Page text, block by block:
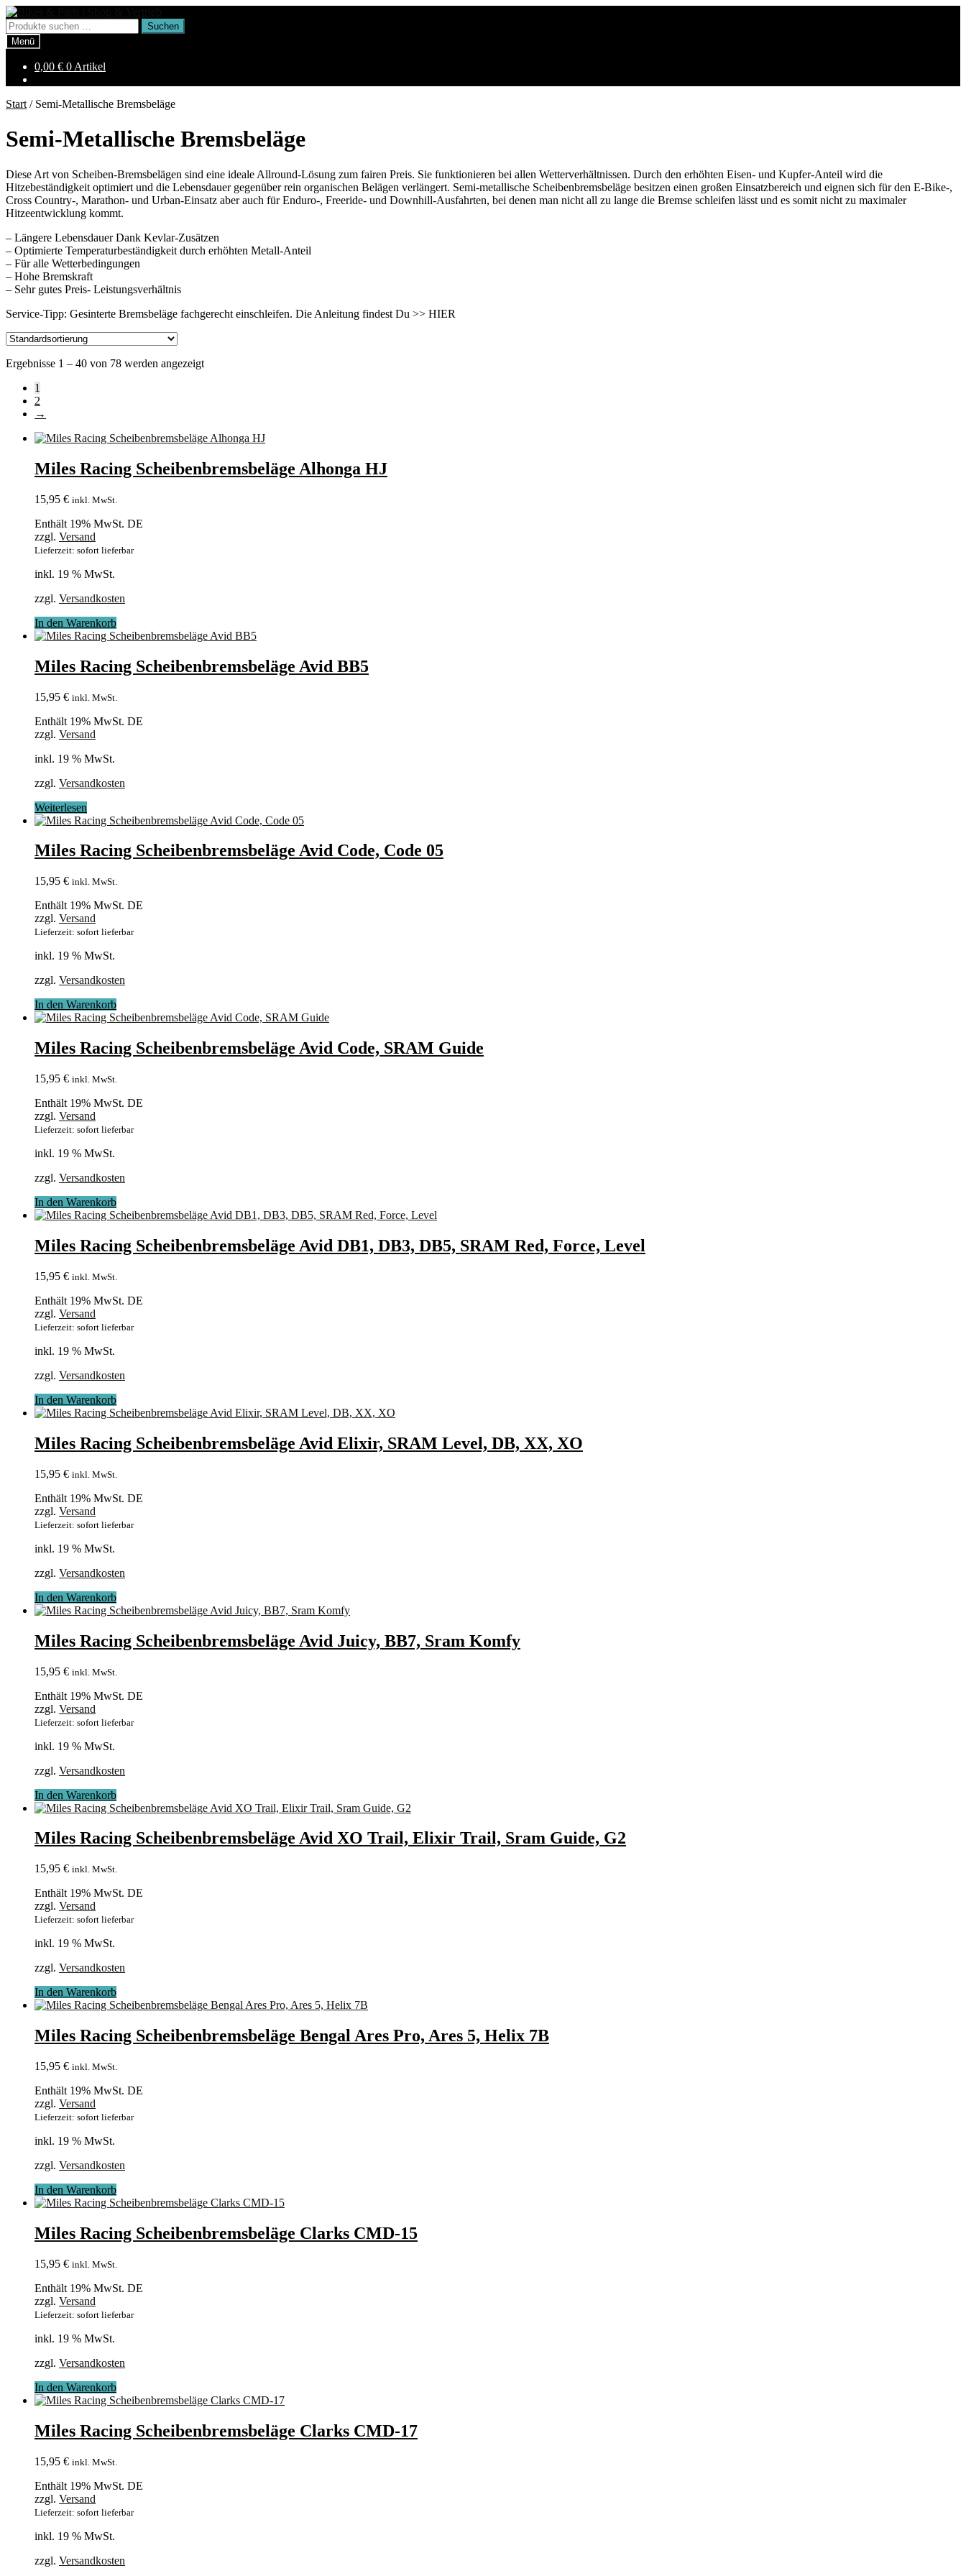
Zur
Navigation
springen
Zum
Inhalt
springen
Suchen
nach:
Suchen
Menü
0,00 € 0 Artikel
Start / Semi-Metallische Bremsbeläge
Semi-Metallische Bremsbeläge
Diese Art von Scheiben-Bremsbelägen sind eine ideale Allround-Lösung zum fairen Preis. Sie funktionieren bei allen Wetterverhältnissen. Durch den erhöhten Eisen- und Kupfer-Anteil wird die
Hitzebeständigkeit optimiert und die Lebensdauer gegenüber rein organischen Belägen verlängert. Semi-metallische Scheibenbremsbeläge besitzen einen großen Einsatzbereich und eignen sich für den E-Bike-,
Cross Country-, Marathon- und Urban-Einsatz aber auch für Enduro-, Freeride- und Downhill-Ausfahrten, bei denen man nicht all zu lange die Bremse schleifen lässt und es somit nicht zu maximaler
Hitzeentwicklung kommt.
– Längere Lebensdauer Dank Kevlar-Zusätzen
– Optimierte Temperaturbeständigkeit durch erhöhten Metall-Anteil
– Für alle Wetterbedingungen
– Hohe Bremskraft
– Sehr gutes Preis- Leistungsverhältnis
Service-Tipp: Gesinterte Bremsbeläge fachgerecht einschleifen. Die Anleitung findest Du >> HIER
Ergebnisse 1 – 40 von 78 werden angezeigt
1
2
→
Miles Racing Scheibenbremsbeläge Alhonga HJ
15,95 € inkl. MwSt.
Enthält 19% MwSt. DE
zzgl. Versand
Lieferzeit: sofort lieferbar
inkl. 19 % MwSt.
zzgl. Versandkosten
In den Warenkorb
Miles Racing Scheibenbremsbeläge Avid BB5
15,95 € inkl. MwSt.
Enthält 19% MwSt. DE
zzgl. Versand
inkl. 19 % MwSt.
zzgl. Versandkosten
Weiterlesen
Miles Racing Scheibenbremsbeläge Avid Code, Code 05
15,95 € inkl. MwSt.
Enthält 19% MwSt. DE
zzgl. Versand
Lieferzeit: sofort lieferbar
inkl. 19 % MwSt.
zzgl. Versandkosten
In den Warenkorb
Miles Racing Scheibenbremsbeläge Avid Code, SRAM Guide
15,95 € inkl. MwSt.
Enthält 19% MwSt. DE
zzgl. Versand
Lieferzeit: sofort lieferbar
inkl. 19 % MwSt.
zzgl. Versandkosten
In den Warenkorb
Miles Racing Scheibenbremsbeläge Avid DB1, DB3, DB5, SRAM Red, Force, Level
15,95 € inkl. MwSt.
Enthält 19% MwSt. DE
zzgl. Versand
Lieferzeit: sofort lieferbar
inkl. 19 % MwSt.
zzgl. Versandkosten
In den Warenkorb
Miles Racing Scheibenbremsbeläge Avid Elixir, SRAM Level, DB, XX, XO
15,95 € inkl. MwSt.
Enthält 19% MwSt. DE
zzgl. Versand
Lieferzeit: sofort lieferbar
inkl. 19 % MwSt.
zzgl. Versandkosten
In den Warenkorb
Miles Racing Scheibenbremsbeläge Avid Juicy, BB7, Sram Komfy
15,95 € inkl. MwSt.
Enthält 19% MwSt. DE
zzgl. Versand
Lieferzeit: sofort lieferbar
inkl. 19 % MwSt.
zzgl. Versandkosten
In den Warenkorb
Miles Racing Scheibenbremsbeläge Avid XO Trail, Elixir Trail, Sram Guide, G2
15,95 € inkl. MwSt.
Enthält 19% MwSt. DE
zzgl. Versand
Lieferzeit: sofort lieferbar
inkl. 19 % MwSt.
zzgl. Versandkosten
In den Warenkorb
Miles Racing Scheibenbremsbeläge Bengal Ares Pro, Ares 5, Helix 7B
15,95 € inkl. MwSt.
Enthält 19% MwSt. DE
zzgl. Versand
Lieferzeit: sofort lieferbar
inkl. 19 % MwSt.
zzgl. Versandkosten
In den Warenkorb
Miles Racing Scheibenbremsbeläge Clarks CMD-15
15,95 € inkl. MwSt.
Enthält 19% MwSt. DE
zzgl. Versand
Lieferzeit: sofort lieferbar
inkl. 19 % MwSt.
zzgl. Versandkosten
In den Warenkorb
Miles Racing Scheibenbremsbeläge Clarks CMD-17
15,95 € inkl. MwSt.
Enthält 19% MwSt. DE
zzgl. Versand
Lieferzeit: sofort lieferbar
inkl. 19 % MwSt.
zzgl. Versandkosten